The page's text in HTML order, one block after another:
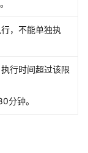
，不能单独执
行时间超过该限
分钟。